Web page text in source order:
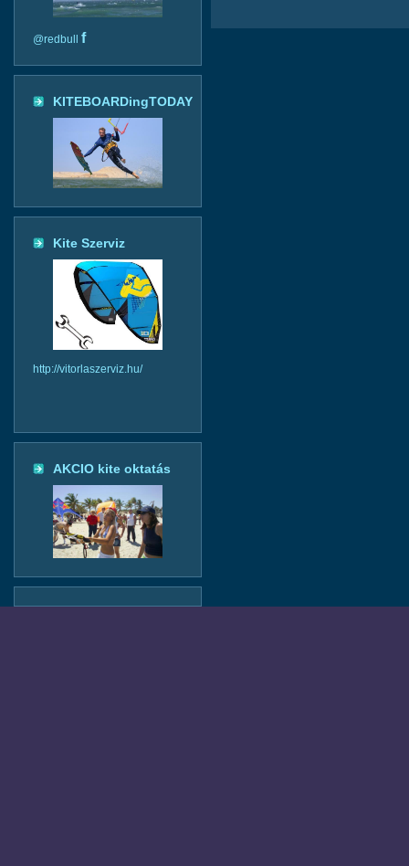
@redbull f
KITEBOARDingTODAY
Kite Szerviz
http://vitorlaszerviz.hu/
AKCIO kite oktatás